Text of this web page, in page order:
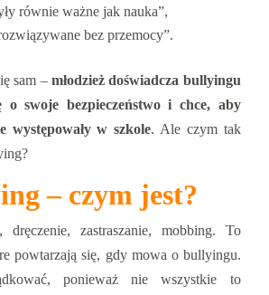
równie ważne jak nauka”,
bez przemocy”.
sam – młodzież doświadcza bullyingu
o swoje bezpieczeństwo i chce, aby
występowały w szkole. Ale czym tak
– czym jest?
dręczenie, zastraszanie, mobbing. To
powtarzają się, gdy mowa o bullyingu.
ponieważ nie wszystkie to